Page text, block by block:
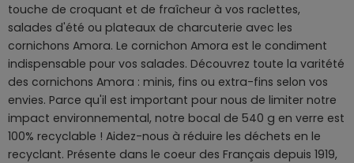
touche de croquant et de fraîcheur à vos raclettes,
salades d'été ou plateaux de charcuterie avec les
cornichons Amora. Le cornichon Amora est le condiment
indispensable pour vos salades. Découvrez toute la varitété
des cornichons Amora : minis, fins ou extra-fins selon vos
envies. Parce qu'il est important pour nous de limiter notre
impact environnemental, notre bocal de 540 g en verre est
100% recyclable ! Aidez-nous à réduire les déchets en le
recyclant. Présente dans le coeur des Français depuis 1919,